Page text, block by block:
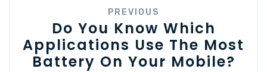
PREVIOUS
Do You Know Which
Applications Use The Most
Battery On Your Mobile?